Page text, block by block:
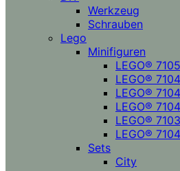
Werkzeug
Schrauben
Lego
Minifiguren
LEGO®
LEGO®
LEGO®
LEGO®
LEGO®
LEGO®
Sets
City